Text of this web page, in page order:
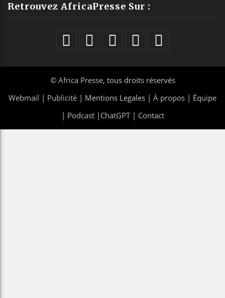
Retrouvez AfricaPresse Sur :
© Africa Presse, tous droits réservés
Webmail | Publicité | Mentions Legales | À propos | Équipe
| Podcast| ChatGPT| Contact